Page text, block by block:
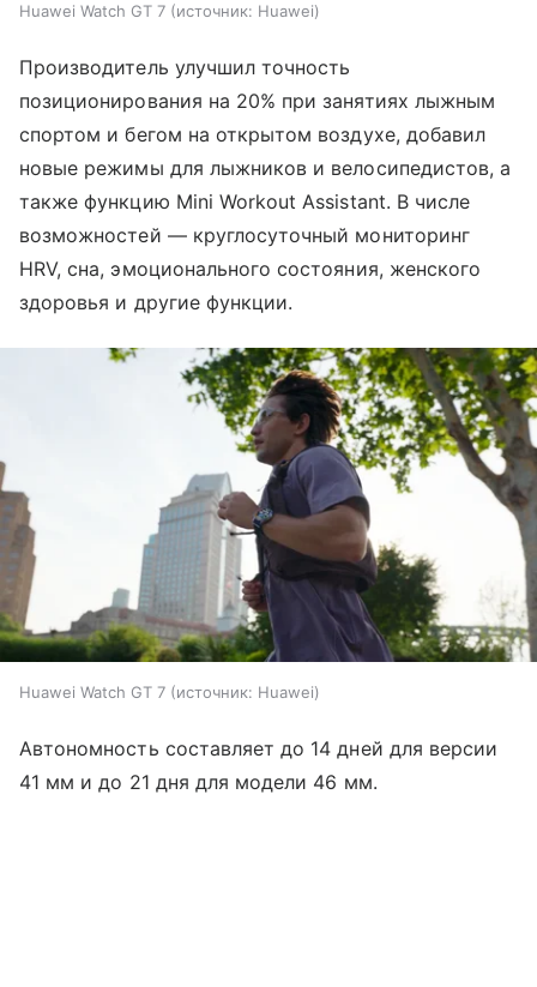
Huawei Watch GT 7 источник: Huawei
Производитель улучшил точность
позиционирования на 20% при занятиях лыжным
спортом и бегом на открытом воздухе, добавил
новые режимы для лыжников и велосипедистов, а
также функцию Mini Workout Assistant. В числе
возможностей — круглосуточный мониторинг
HRV, сна, эмоционального состояния, женского
здоровья и другие функции.
Huawei Watch GT 7 источник: Huawei
Автономность составляет до 14 дней для версии
41 мм и до 21 дня для модели 46 мм.